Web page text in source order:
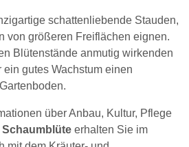
schattenliebende Stauden,
von größeren Freiflächen eignen.
Blütenstände anmutig wirkenden
gutes Wachstum einen
über Anbau, Kultur, Pflege
Schaumblüte erhalten Sie im